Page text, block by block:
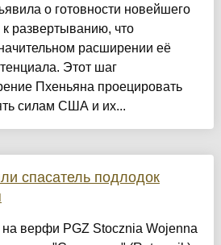
о готовности новейшего
развертыванию, что
расширении её
Этот шаг
Пхеньяна проецировать
силам США и их...
спасатель подлодок
верфи PGZ Stocznia Wojenna